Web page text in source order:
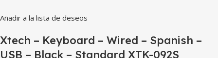
Añadir a la lista de deseos
Xtech – Keyboard – Wired – Spanish –
USB – Black – Standard XTK-092S